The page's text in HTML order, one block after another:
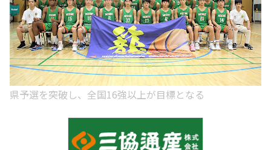
県予選を突破し、全国16強以上が目標となる